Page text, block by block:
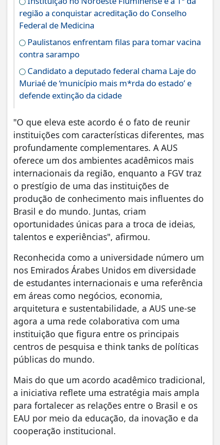
região a conquistar acreditação do Conselho
Federal de Medicina
Paulistanos enfrentam filas para tomar vacina
contra sarampo
Candidato a deputado federal chama Laje do
Muriaé de ‘município mais m*rda do estado’ e
defende extinção da cidade
"O que eleva este acordo é o fato de reunir
instituições com características diferentes, mas
profundamente complementares. A AUS
oferece um dos ambientes acadêmicos mais
internacionais da região, enquanto a FGV traz
o prestígio de uma das instituições de
produção de conhecimento mais influentes do
Brasil e do mundo. Juntas, criam
oportunidades únicas para a troca de ideias,
talentos e experiências", afirmou.
Reconhecida como a universidade número um
nos Emirados Árabes Unidos em diversidade
de estudantes internacionais e uma referência
em áreas como negócios, economia,
arquitetura e sustentabilidade, a AUS une-se
agora a uma rede colaborativa com uma
instituição que figura entre os principais
centros de pesquisa e think tanks de políticas
públicas do mundo.
Mais do que um acordo acadêmico tradicional,
a iniciativa reflete uma estratégia mais ampla
para fortalecer as relações entre o Brasil e os
EAU por meio da educação, da inovação e da
cooperação institucional.